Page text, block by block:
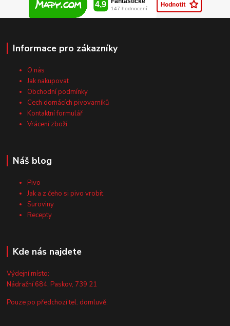
Informace pro zákazníky
O nás
Jak nakupovat
Obchodní podmínky
Cech domácích pivovarníků
Kontaktní formulář
Vrácení zboží
Náš blog
Pivo
Jak a z čeho si pivo vrobit
Suroviny
Recepty
Kde nás najdete
Výdejní místo:
Nádražní 684, Paskov, 739 21
Pouze po předchozí tel. domluvě.